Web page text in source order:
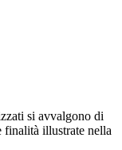
si avvalgono di
finalità illustrate nella